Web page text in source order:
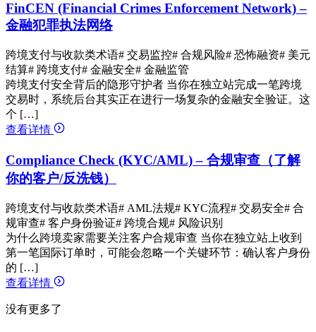
FinCEN (Financial Crimes Enforcement Network) –
金融犯罪执法网络
跨境支付与收款类术语# 交易监控# 合规风险# 恐怖融资# 美元
结算# 跨境支付# 金融安全# 金融监管
跨境支付安全背后的隐形守护者 当你在独立站完成一笔跨境
交易时，系统后台其实正在进行一场复杂的金融安全验证。这
个 […]
查看详情
Compliance Check (KYC/AML) – 合规审查（了解
你的客户/反洗钱）
跨境支付与收款类术语# AML法规# KYC流程# 交易安全# 合
规审查# 客户身份验证# 跨境合规# 风险识别
为什么跨境卖家需要关注客户合规审查 当你在独立站上收到
第一笔国际订单时，可能会忽略一个关键环节：确认客户身份
的 […]
查看详情
没有更多了